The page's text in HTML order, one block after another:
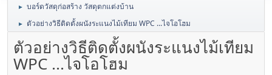
► บอร์ดวัสดุก่อสร้าง วัสดุตกแต่งบ้าน
► ตัวอย่างวิธีติดตั้งผนังระแนงไม้เทียม WPC ...ไจโอโฮม
ตัวอย่างวิธีติดตั้งผนังระแนงไม้เทียม
WPC ...ไจโอโฮม